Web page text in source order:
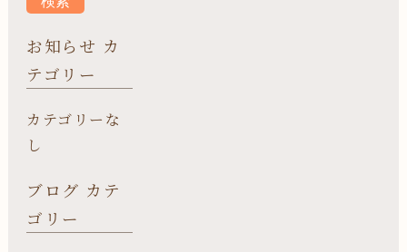
お知らせ カ
テゴリー
カテゴリーな
し
ブログ カテ
ゴリー